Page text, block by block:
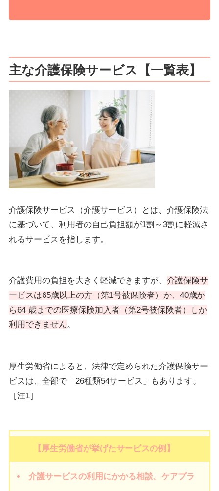
主な介護保険サービス【一覧表】
介護保険サービス（介護サービス）とは、介護保険法
に基づいて、利用者の自己負担額が1割～3割に軽減さ
れるサービスを指します。
介護費用の負担を大きく軽減できますが、 介護保険サ
ービスは65歳以上の方（第1号被保険者）か、40歳か
ら64 歳までの医療保険加入者（第2号被保険者）しか
利用できません。
厚生労働省によると、法律で定められた介護保険サー
ビスは、全部で「26種類54サービス」もあります。
［注1］
【厚生労働省が挙げたサービスの例】
介護サービスの利用にかかる相談、ケアプラ